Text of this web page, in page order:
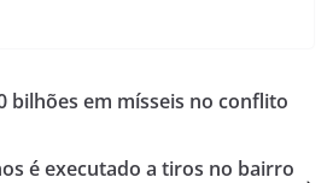
bilhões em mísseis no conflito
é executado a tiros no bairro